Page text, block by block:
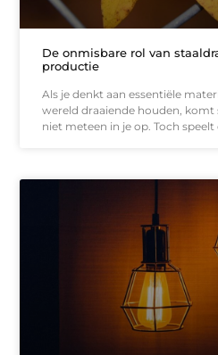
De onmisbare rol van
productie
Als je denkt aan essentiële
wereld draaiende houden,
niet meteen in je op. Toch